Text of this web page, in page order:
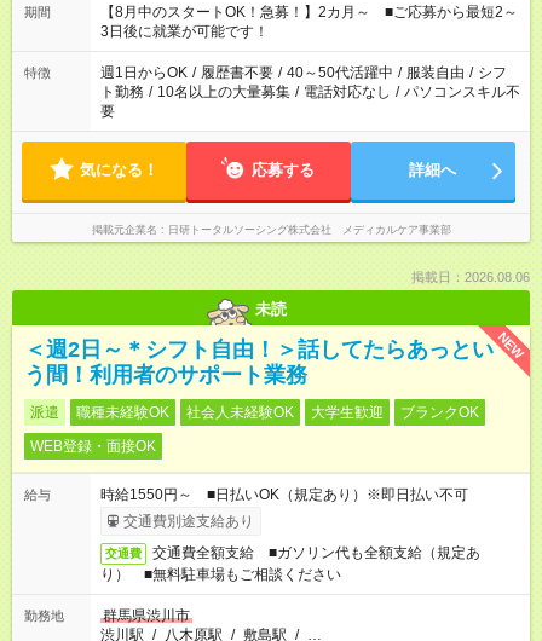
時間。 合計で週40時間を超える場合は応募できません。
期間
【8月中のスタートOK！急募！】2カ月～ ■ご応募から最短2～
3日後に就業が可能です！
特徴 週1日からOK / 履歴書不要 / 40～50代活躍中 / 服装自由 / シフ
ト勤務 / 10名以上の大量募集 / 電話対応なし / パソコンスキル不
要
気になる！ 応募する 詳細へ
掲載元企業名 日研トータルソーシング株式会社 メディカルケア事業部
掲載日：2026.08.06
未読
NEW
＜週2日～＊シフト自由！＞話してたらあっとい
う間！利用者のサポート業務
派遣 職種未経験OK 社会人未経験OK 大学生歓迎
ブランクOK
WEB登録・面接OK
給与
時給1550円～ ■日払いOK（規定あり）※即日払い不可
交通費別途支給あり
交通費
交通費全額支給 ■ガソリン代も全額支給（規定あ
り） ■無料駐車場もご相談ください
勤務地
群馬県渋川市
渋川駅 / 八木原駅 / 敷島駅 / …